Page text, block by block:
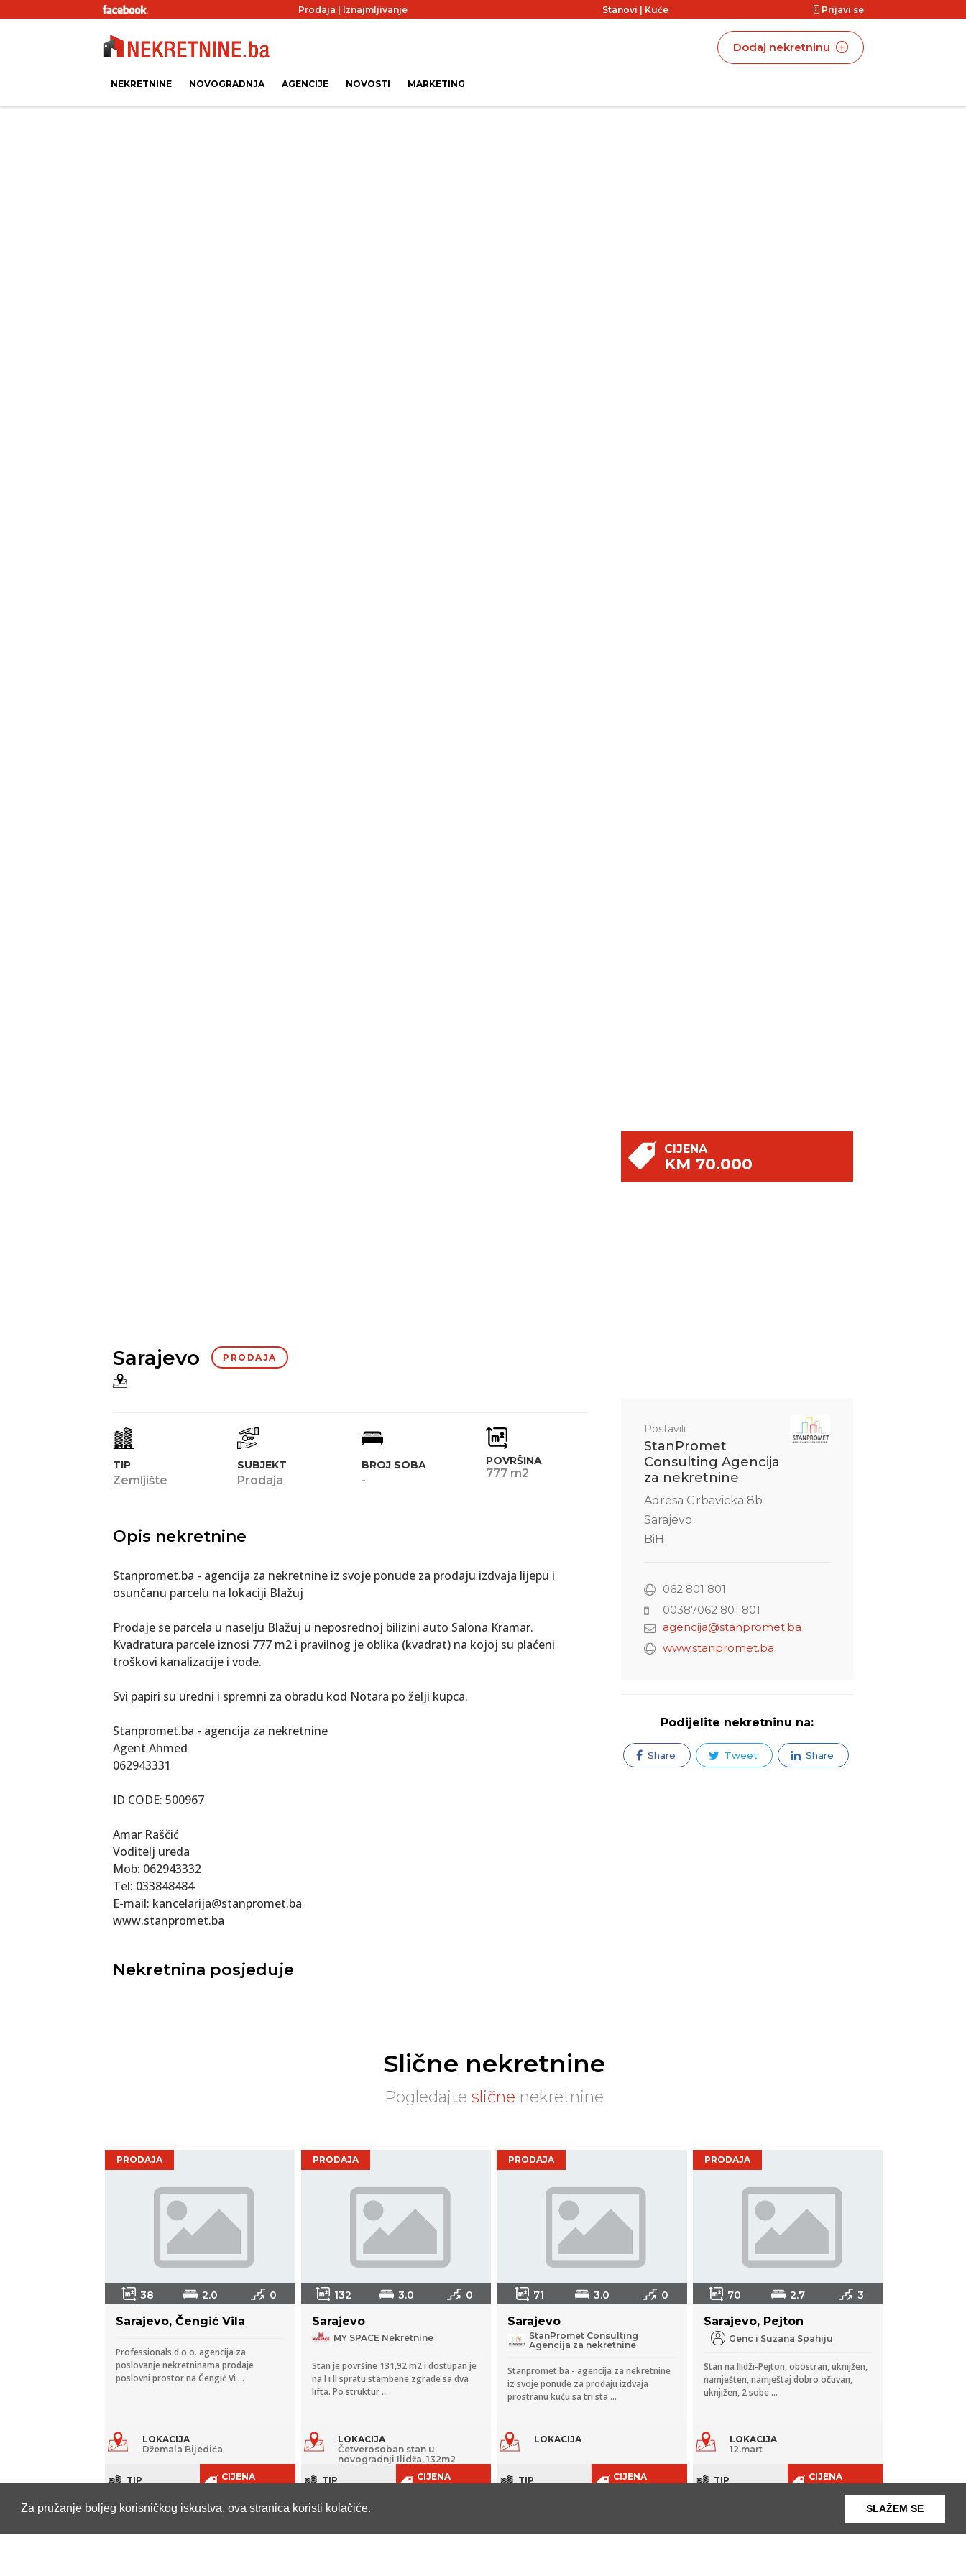
Za pružanje boljeg korisničkog iskustva, ova stranica koristi kolačiće. SLAŽEM SE
Prodaja Iznajmljivanje Stanovi Kuće Prijavi se
NEKRETNINE NOVOGRADNJA AGENCIJE NOVOSTI MARKETING
Dodaj nekretninu
Sarajevo PRODAJA
CIJENA
KM 70.000
TIP
Zemljište
SUBJEKT
Prodaja
BROJ SOBA
-
POVRŠINA
777 m2
Opis nekretnine
Stanpromet.ba - agencija za nekretnine iz svoje ponude za prodaju izdvaja lijepu i
osunčanu parcelu na lokaciji Blažuj
Prodaje se parcela u naselju Blažuj u neposrednoj bilizini auto Salona Kramar.
Kvadratura parcele iznosi 777 m2 i pravilnog je oblika (kvadrat) na kojoj su plaćeni
troškovi kanalizacije i vode.
Svi papiri su uredni i spremni za obradu kod Notara po želji kupca.
Stanpromet.ba - agencija za nekretnine
Agent Ahmed
062943331
ID CODE: 500967
Amar Raščić
Voditelj ureda
Mob: 062943332
Tel: 033848484
E-mail: kancelarija@stanpromet.ba
www.stanpromet.ba
Nekretnina posjeduje
Postavili
StanPromet
Consulting Agencija
za nekretnine
Adresa Grbavicka 8b
Sarajevo
BiH
062 801 801
00387062 801 801
agencija@stanpromet.ba
www.stanpromet.ba
Podijelite nekretninu na:
Share Tweet Share
Slične nekretnine
Pogledajte slične nekretnine
PRODAJA
38 2.0 0
Sarajevo, Čengić Vila
Professionals d.o.o. agencija za
poslovanje nekretninama prodaje
poslovni prostor na Čengić Vi ...
LOKACIJA
Džemala Bijedića
TIP
prostor
CIJENA
PRODAJA
132 3.0 0
Sarajevo
MY SPACE Nekretnine
Stan je površine 131,92 m2 i dostupan je
na I i II spratu stambene zgrade sa dva
lifta. Po struktur ...
LOKACIJA
Četverosoban stan u
novogradnji Ilidža, 132m2
TIP
prostor
CIJENA
PRODAJA
71 3.0 0
Sarajevo
StanPromet Consulting
Agencija za nekretnine
Stanpromet.ba - agencija za nekretnine
iz svoje ponude za prodaju izdvaja
prostranu kuću sa tri sta ...
LOKACIJA
TIP
CIJENA
PRODAJA
70 2.7 3
Sarajevo, Pejton
Genc i Suzana Spahiju
Stan na Ilidži-Pejton, obostran, uknijžen,
namješten, namještaj dobro očuvan,
uknjižen, 2 sobe ...
LOKACIJA
12.mart
TIP
CIJENA
PRODAJA PRODAJA PRODAJA PRODAJA